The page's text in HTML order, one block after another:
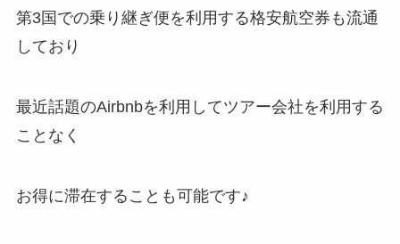
第3国での乗り継ぎ便を利用する格安航空券も流通
しており
最近話題のAirbnbを利用してツアー会社を利用する
ことなく
お得に滞在することも可能です♪